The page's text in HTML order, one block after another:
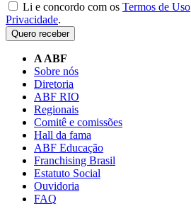
Li e concordo com os Termos de Uso
Privacidade.
Quero receber
A ABF
Sobre nós
Diretoria
ABF RIO
Regionais
Comitê e comissões
Hall da fama
ABF Educação
Franchising Brasil
Estatuto Social
Ouvidoria
FAQ